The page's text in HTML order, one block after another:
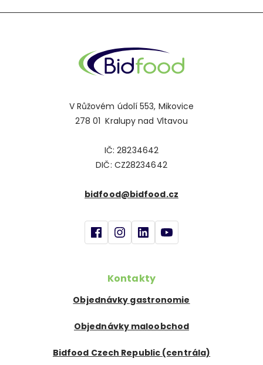
V Růžovém údolí 553, Mikovice
278 01 Kralupy nad Vltavou
IČ: 28234642
DIČ: CZ28234642
bidfood@bidfood.cz
Kontakty
Objednávky gastronomie
Objednávky maloobchod
Bidfood Czech Republic (centrála)